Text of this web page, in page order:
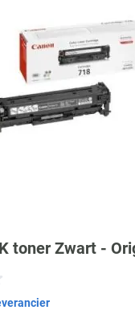
toner Zwart -